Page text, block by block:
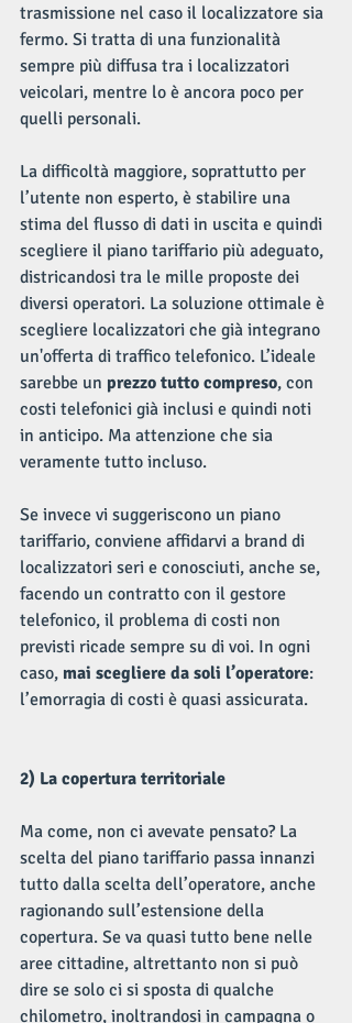
trasmissione nel caso il localizzatore sia
fermo. Si tratta di una funzionalità
sempre più diffusa tra i localizzatori
veicolari, mentre lo è ancora poco per
quelli personali.
La difficoltà maggiore, soprattutto per
l’utente non esperto, è stabilire una
stima del flusso di dati in uscita e quindi
scegliere il piano tariffario più adeguato,
districandosi tra le mille proposte dei
diversi operatori. La soluzione ottimale è
scegliere localizzatori che già integrano
un'offerta di traffico telefonico. L’ideale
sarebbe un prezzo tutto compreso, con
costi telefonici già inclusi e quindi noti
in anticipo. Ma attenzione che sia
veramente tutto incluso.
Se invece vi suggeriscono un piano
tariffario, conviene affidarvi a brand di
localizzatori seri e conosciuti, anche se,
facendo un contratto con il gestore
telefonico, il problema di costi non
previsti ricade sempre su di voi. In ogni
caso, mai scegliere da soli l’operatore:
l’emorragia di costi è quasi assicurata.
2) La copertura territoriale
Ma come, non ci avevate pensato? La
scelta del piano tariffario passa innanzi
tutto dalla scelta dell’operatore, anche
ragionando sull’estensione della
copertura. Se va quasi tutto bene nelle
aree cittadine, altrettanto non si può
dire se solo ci si sposta di qualche
chilometro, inoltrandosi in campagna o